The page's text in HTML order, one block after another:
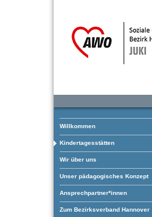
Willkommen
Kindertagesstätten
Wir über uns
Unser pädagogisches Konzept
Ansprechpartner*innen
Zum Bezirksverband Hannover